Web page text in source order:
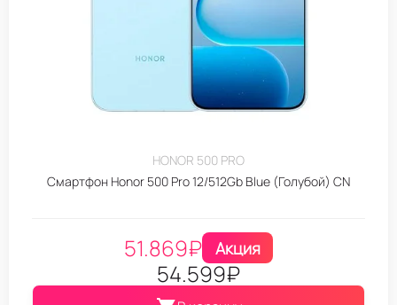
HONOR 500 PRO
Смартфон Honor 500 Pro 12/512Gb Blue (Голубой) CN
51.869₽ Акция
54.599₽